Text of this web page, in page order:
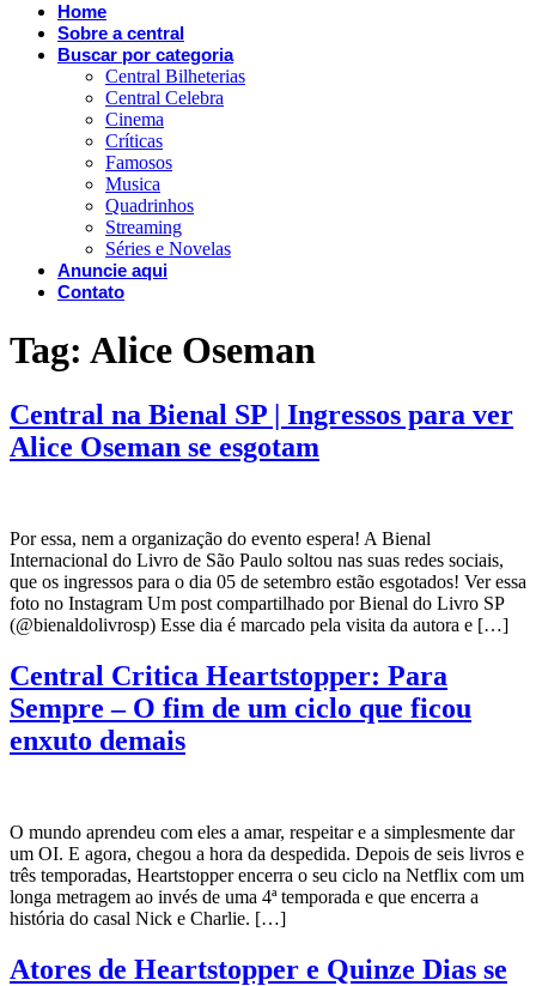
Home
Sobre a central
Buscar por categoria
Central Bilheterias
Central Celebra
Cinema
Críticas
Famosos
Musica
Quadrinhos
Streaming
Séries e Novelas
Anuncie aqui
Contato
Tag: Alice Oseman
Central na Bienal SP | Ingressos para ver
Alice Oseman se esgotam
Por essa, nem a organização do evento espera! A Bienal
Internacional do Livro de São Paulo soltou nas suas redes sociais,
que os ingressos para o dia 05 de setembro estão esgotados! Ver essa
foto no Instagram Um post compartilhado por Bienal do Livro SP
(@bienaldolivrosp) Esse dia é marcado pela visita da autora e […]
Central Critica Heartstopper: Para
Sempre – O fim de um ciclo que ficou
enxuto demais
O mundo aprendeu com eles a amar, respeitar e a simplesmente dar
um OI. E agora, chegou a hora da despedida. Depois de seis livros e
três temporadas, Heartstopper encerra o seu ciclo na Netflix com um
longa metragem ao invés de uma 4ª temporada e que encerra a
história do casal Nick e Charlie. […]
Atores de Heartstopper e Quinze Dias se